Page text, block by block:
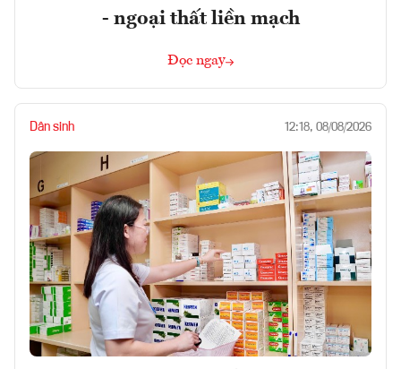
- ngoại thất liền mạch
Đọc ngay
Dân sinh 12:18, 08/08/2026